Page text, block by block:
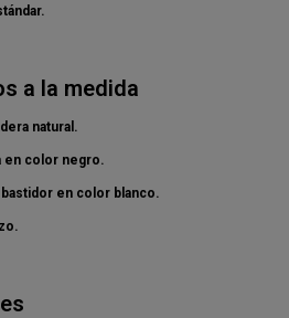
a la medida
natural.
en color negro.
en color blanco.